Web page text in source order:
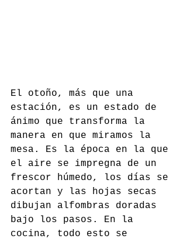
El otoño, más que una
estación, es un estado de
ánimo que transforma la
manera en que miramos la
mesa. Es la época en la que
el aire se impregna de un
frescor húmedo, los días se
acortan y las hojas secas
dibujan alfombras doradas
bajo los pasos. En la
cocina, todo esto se